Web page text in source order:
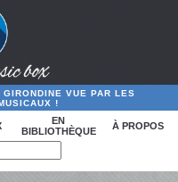
VUE PAR LES
!
EN
BIBLIOTHÈQUE
À PROPOS